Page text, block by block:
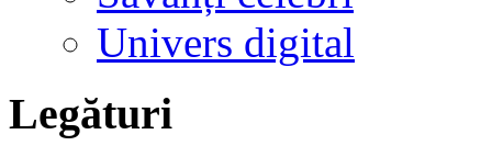
Univers digital
Legături